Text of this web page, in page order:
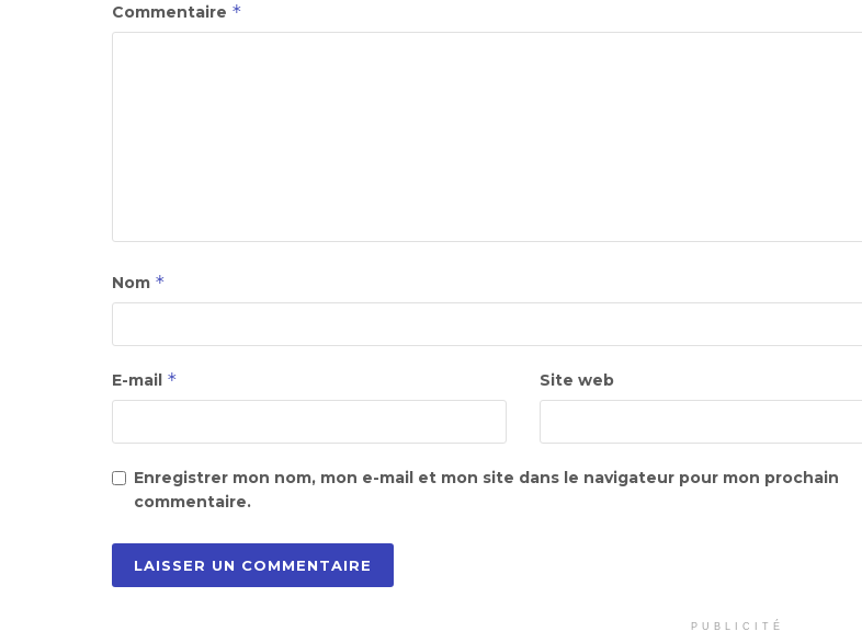
Commentaire *
Nom *
E-mail * Site web
Enregistrer mon nom, mon e-mail et mon site dans le navigateur pour mon prochain
commentaire.
PUBLICITÉ